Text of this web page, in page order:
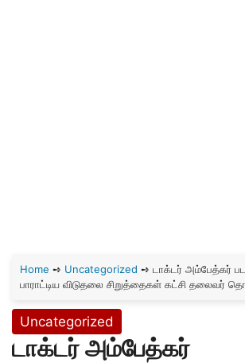
Home ➺ Uncategorized ➺ டாக்டர் அம்பேத்கர்
பாராட்டிய விடுதலை சிறுத்தைகள் கட்சி தலைவர்
Uncategorized
டாக்டர் அம்பேத்கர்